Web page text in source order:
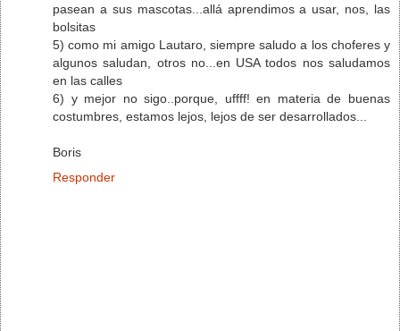
pasean a sus mascotas...allá aprendimos a usar, nos, las
bolsitas
5) como mi amigo Lautaro, siempre saludo a los choferes y
algunos saludan, otros no...en USA todos nos saludamos
en las calles
6) y mejor no sigo..porque, uffff! en materia de buenas
costumbres, estamos lejos, lejos de ser desarrollados...
Boris
Responder